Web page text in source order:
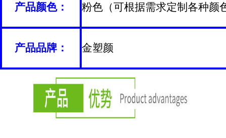
产品颜色： 粉色（可根据需求定制各种颜
产品品牌： 金塑颜